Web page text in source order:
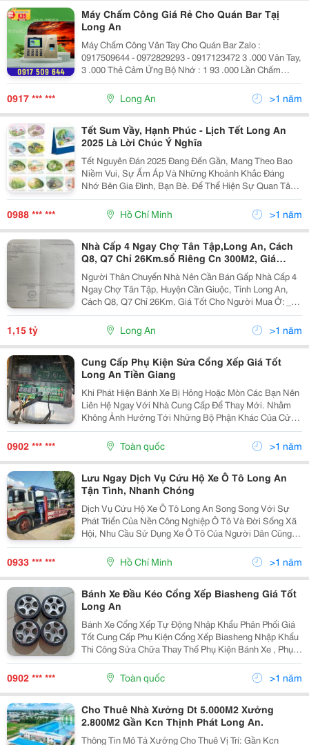
Máy Chấm Công Giá Rẻ Cho Quán Bar Tạị
Long An
Máy Chấm Công Vân Tay Cho Quán Bar Zalo :
0917509644 - 0972829293 - 0917123472 3 .000 Vân Tay,
3 .000 Thẻ Cảm Ứng Bộ Nhớ : 1 93 .000 Lần Chấm
Công Kết Nối Với Máy Tính Qua Tcp/Ip, Usb Thời Gian
0917 *** *** Long An >1 năm
Tết Sum Vầy, Hạnh Phúc - Lịch Tết Long An
2025 Là Lời Chúc Ý Nghĩa
Tết Nguyên Đán 2025 Đang Đến Gần, Mang Theo Bao
Niềm Vui, Sự Ấm Áp Và Những Khoảnh Khắc Đáng
Nhớ Bên Gia Đình, Bạn Bè. Để Thể Hiện Sự Quan Tâm,
Trân Trọng Và Gửi Lời Chúc An Khang Thịnh Vượng Tới
Đối Tác, Khách Hàng, Hãy Chọn Lịch Tết Long An 2025
0988 *** *** Hồ Chí Minh >1 năm
Nhà Cấp 4 Ngay Chợ Tân Tập,Long An, Cách
Q8, Q7 Chỉ 26Km.sổ Riêng Cn 300M2, Giá
1Ty150
Người Thân Chuyển Nhà Nên Cần Bán Gấp Nhà Cấp 4
Ngay Chợ Tân Tập, Huyện Cần Giuộc, Tỉnh Long An,
Cách Q8, Q7 Chỉ 26Km, Giá Tốt Cho Người Mua Ở: _Vị
Trí Nhà Ngay Chợ Tân Tập, Cách Hẻm Xe Hơi Chỉ 3 Căn
Nhà, Sát Cảng Quốc Tế Long An, Đi Lên Trung Tâm...
1,15 tỷ Long An >1 năm
Cung Cấp Phụ Kiện Sửa Cổng Xếp Giá Tốt
Long An Tiền Giang
Khi Phát Hiện Bánh Xe Bị Hỏng Hoặc Mòn Các Bạn Nên
Liên Hệ Ngay Với Nhà Cung Cấp Để Thay Mới. Nhằm
Không Ảnh Hưởng Tới Những Bộ Phận Khác Của Cửa.
Với Những Sản Phẩm Cổng Xếp Inox Kém Chất Lượng,
Có Bánh Xe Khi Sản Xuất Từ Nhựa Không Đạt Yêu Cầu.
0902 *** *** Toàn quốc >1 năm
Lưu Ngay Dịch Vụ Cứu Hộ Xe Ô Tô Long An
Tận Tình, Nhanh Chóng
Dịch Vụ Cứu Hộ Xe Ô Tô Long An Song Song Với Sự
Phát Triển Của Nền Công Nghiệp Ô Tô Và Đời Sống Xã
Hội, Nhu Cầu Sử Dụng Xe Ô Tô Của Người Dân Cũng
Ngày Càng Tăng Nhanh. Việc Sử Dụng Ô Tô Tham Gia
Giao Thông Không Thể Tránh Khỏi Những Lúc Phát Sinh
0933 *** *** Hồ Chí Minh >1 năm
Bánh Xe Đầu Kéo Cổng Xếp Biasheng Giá Tốt
Long An
Bánh Xe Cổng Xếp Tự Động Nhập Khẩu Phân Phối Giá
Tốt Cung Cấp Phụ Kiện Cổng Xếp Biasheng Nhập Khẩu
Thi Công Sửa Chữa Thay Thế Phụ Kiện Bánh Xe , Phụ
Kiện Bo Mạch Cổng Xếp Tự Động Giá Tốt Liên Hệ Đt ☎️
☎️ 0902583949 Mr Sơn
0902 *** *** Toàn quốc >1 năm
Cho Thuê Nhà Xưởng Dt 5.000M2 Xưởng
2.800M2 Gần Kcn Thịnh Phát Long An.
Thông Tin Mô Tả Xưởng Cho Thuê Vị Trí: Gần Kcn